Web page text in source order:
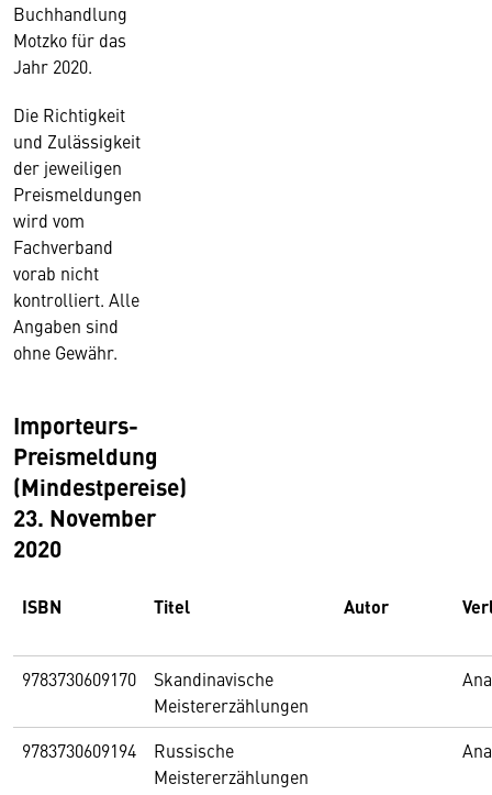
Buchhandlung
Motzko für das
Jahr 2020.
Die Richtigkeit
und Zulässigkeit
der jeweiligen
Preismeldungen
wird vom
Fachverband
vorab nicht
kontrolliert. Alle
Angaben sind
ohne Gewähr.
Importeurs-
Preismeldung
(Mindestpereise)
23. November
2020
ISBN Titel Autor
9783730609170
Skandinavische
Meistererzählungen
9783730609194
Russische
Meistererzählungen